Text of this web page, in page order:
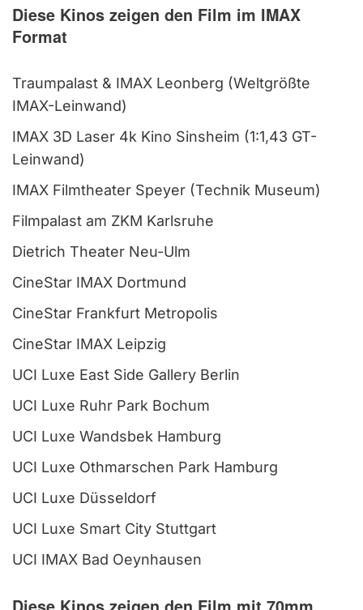
Diese Kinos zeigen den Film im IMAX
Format
Traumpalast & IMAX Leonberg (Weltgrößte
IMAX-Leinwand)
IMAX 3D Laser 4k Kino Sinsheim (1:1,43 GT-
Leinwand)
IMAX Filmtheater Speyer (Technik Museum)
Filmpalast am ZKM Karlsruhe
Dietrich Theater Neu-Ulm
CineStar IMAX Dortmund
CineStar Frankfurt Metropolis
CineStar IMAX Leipzig
UCI Luxe East Side Gallery Berlin
UCI Luxe Ruhr Park Bochum
UCI Luxe Wandsbek Hamburg
UCI Luxe Othmarschen Park Hamburg
UCI Luxe Düsseldorf
UCI Luxe Smart City Stuttgart
UCI IMAX Bad Oeynhausen